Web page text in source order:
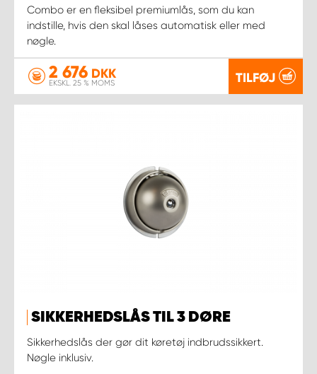
Combo er en fleksibel premiumlås, som du kan
indstille, hvis den skal låses automatisk eller med
nøgle.
2 676 DKK
EKSKL. 25 % MOMS TILFØJ
SIKKERHEDSLÅS TIL 3 DØRE
Sikkerhedslås der gør dit køretøj indbrudssikkert.
Nøgle inklusiv.